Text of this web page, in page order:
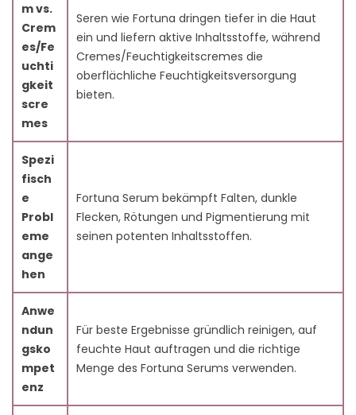
m vs.
Crem
es/Fe
uchti
gkeit
scre
mes
Seren wie Fortuna dringen tiefer in die Haut
ein und liefern aktive Inhaltsstoffe, während
Cremes/Feuchtigkeitscremes die
oberflächliche Feuchtigkeitsversorgung
bieten.
Spezi
fisch
e
Probl
eme
ange
hen
Fortuna Serum bekämpft Falten, dunkle
Flecken, Rötungen und Pigmentierung mit
seinen potenten Inhaltsstoffen.
Anwe
ndun
gsko
mpet
enz
Für beste Ergebnisse gründlich reinigen, auf
feuchte Haut auftragen und die richtige
Menge des Fortuna Serums verwenden.